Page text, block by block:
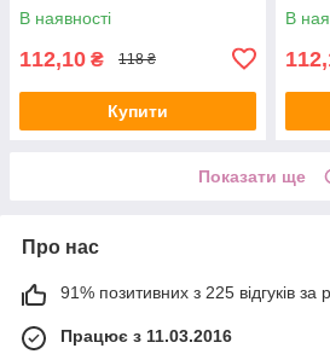
В наявності
112,10 ₴ 118 ₴
Купити
В
Показати ще
Про нас
91% позитивних з 225 відгуків за
Працює з 11.03.2016